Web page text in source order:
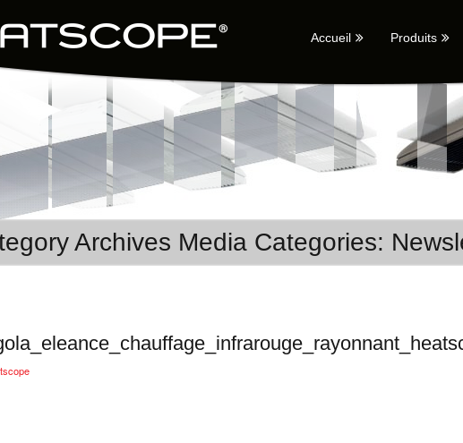
Accueil Produits
Archives Media Categories: